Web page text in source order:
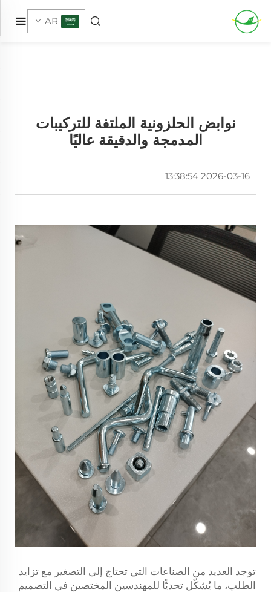
AR
نوابض الحلزونية الملتفة للتركيبات
المدمجة والدقيقة عاليًا
2026-03-16 13:38:54
توجد العديد من الصناعات التي تحتاج إلى التصغير مع تزايد
الطلب، ما يُشكّل تحديًّا للمهندسين المختصين في التصميم